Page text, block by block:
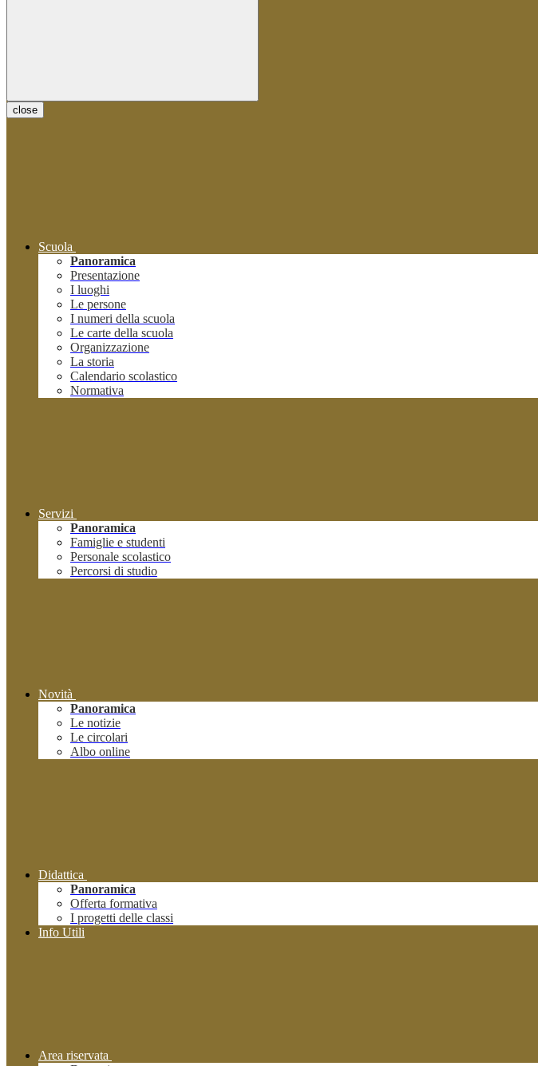
close
Scuola
Panoramica
Presentazione
I luoghi
Le persone
I numeri della scuola
Le carte della scuola
Organizzazione
La storia
Calendario scolastico
Normativa
Servizi
Panoramica
Famiglie e studenti
Personale scolastico
Percorsi di studio
Novità
Panoramica
Le notizie
Le circolari
Albo online
Didattica
Panoramica
Offerta formativa
I progetti delle classi
Info Utili
Area riservata